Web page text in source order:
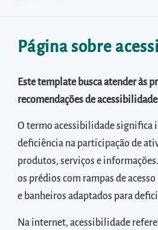
menu
Acessar
diretamente
área
para
realizar
buscas
internas
Acessar
Página sobre
Este template busca atender às
recomendações de
O termo acessibilidade significa
deficiência na participação de
produtos, serviços e
os prédios com rampas de
e banheiros adaptados para
Na internet, acessibilidade